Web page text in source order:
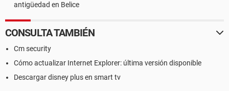
antigüedad en Belice
CONSULTA TAMBIÉN
Cm security
Cómo actualizar Internet Explorer: última versión disponible
Descargar disney plus en smart tv